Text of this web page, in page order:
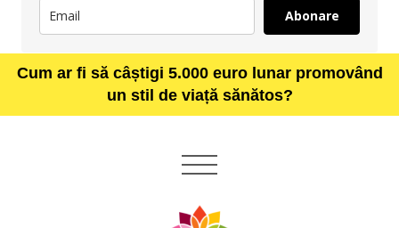
Abonare
Cum ar fi să câștigi 5.000 euro lunar promovând
un stil de viață sănătos?